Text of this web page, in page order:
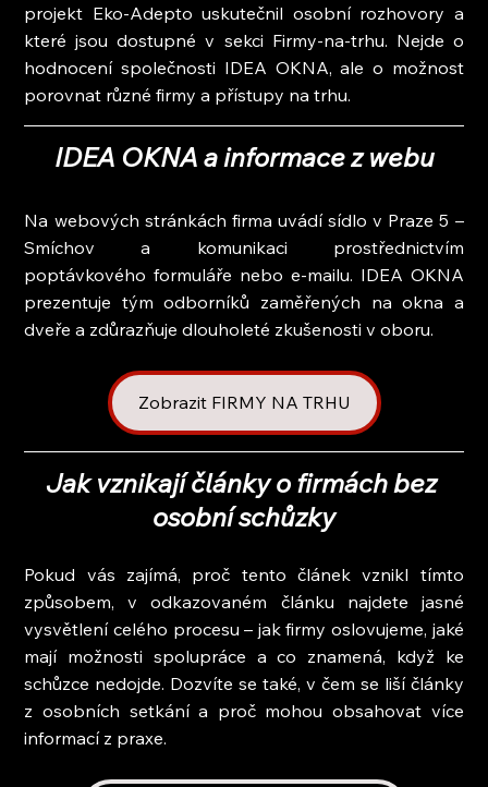
projekt Eko-Adepto uskutečnil osobní rozhovory a
které jsou dostupné v sekci Firmy-na-trhu. Nejde o
hodnocení společnosti IDEA OKNA, ale o možnost
porovnat různé firmy a přístupy na trhu.
IDEA OKNA a informace z webu
Na webových stránkách firma uvádí sídlo v Praze 5 –
Smíchov a komunikaci prostřednictvím
poptávkového formuláře nebo e-mailu. IDEA OKNA
prezentuje tým odborníků zaměřených na okna a
dveře a zdůrazňuje dlouholeté zkušenosti v oboru.
Zobrazit FIRMY NA TRHU
Jak vznikají články o firmách bez
osobní schůzky
Pokud vás zajímá, proč tento článek vznikl tímto
způsobem, v odkazovaném článku najdete jasné
vysvětlení celého procesu – jak firmy oslovujeme, jaké
mají možnosti spolupráce a co znamená, když ke
schůzce nedojde. Dozvíte se také, v čem se liší články
z osobních setkání a proč mohou obsahovat více
informací z praxe.